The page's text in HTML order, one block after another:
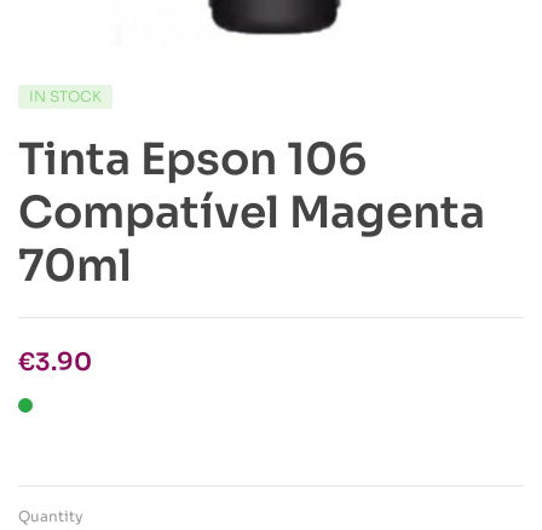
IN STOCK
Tinta Epson 106
Compatível Magenta
70ml
€3.90
Quantity